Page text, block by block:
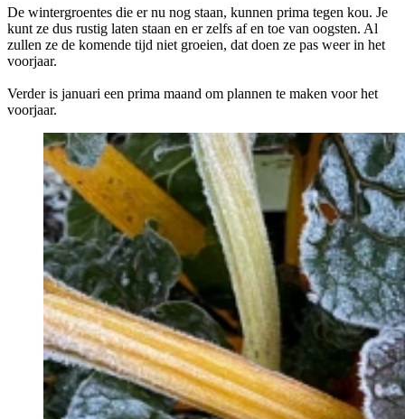
De wintergroentes die er nu nog staan, kunnen prima tegen kou. Je
kunt ze dus rustig laten staan en er zelfs af en toe van oogsten. Al
zullen ze de komende tijd niet groeien, dat doen ze pas weer in het
voorjaar.
Verder is januari een prima maand om plannen te maken voor het
voorjaar.